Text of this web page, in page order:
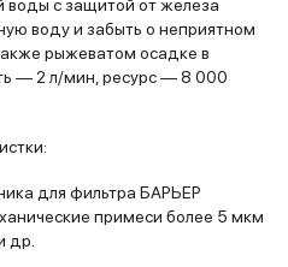
с защитой от железа
воду и забыть о неприятном
рыжеватом осадке в
— 2 л/мин, ресурс — 8 000
для фильтра БАРЬЕР
примеси более 5 мкм
др.